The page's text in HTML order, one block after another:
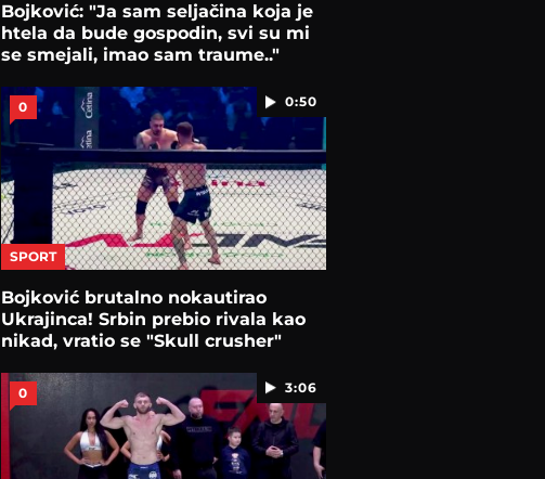
Bojković: "Ja sam seljačina koja je
htela da bude gospodin, svi su mi
se smejali, imao sam traume.."
0:50
0
SPORT
Bojković brutalno nokautirao
Ukrajinca! Srbin prebio rivala kao
nikad, vratio se "Skull crusher"
3:06
0